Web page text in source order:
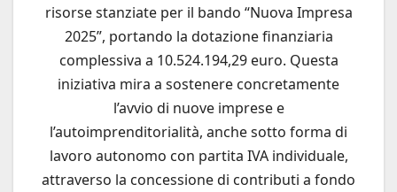
risorse stanziate per il bando “Nuova Impresa
2025”, portando la dotazione finanziaria
complessiva a 10.524.194,29 euro. Questa
iniziativa mira a sostenere concretamente
l’avvio di nuove imprese e
l’autoimprenditorialità, anche sotto forma di
lavoro autonomo con partita IVA individuale,
attraverso la concessione di contributi a fondo